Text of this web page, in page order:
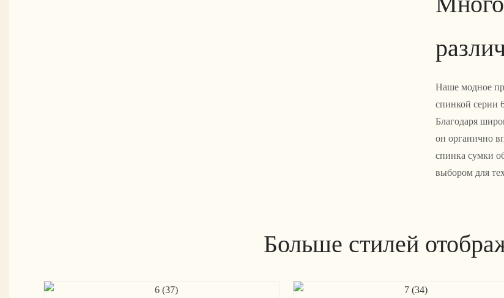
Наше модное
спинкой серии
Благодаря
он органично
спинка сумки
выбором для
Больше стилей